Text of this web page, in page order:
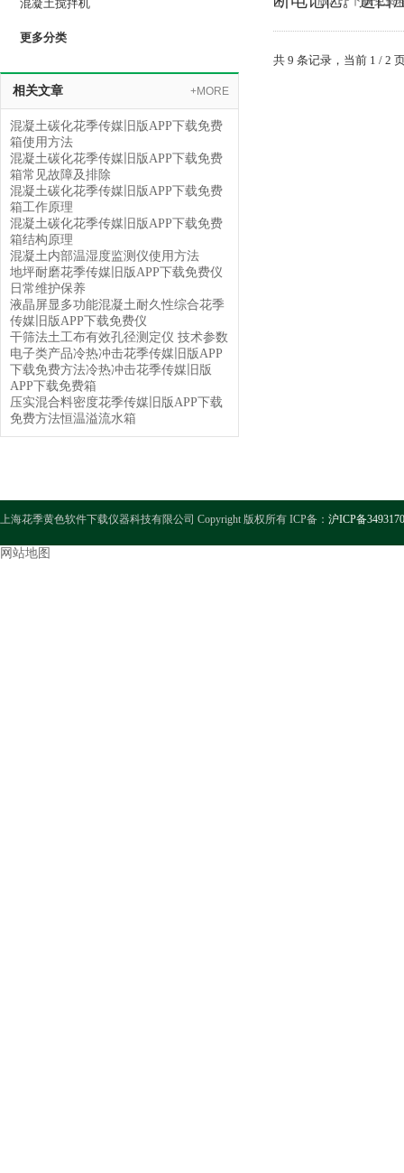
混凝土搅拌机
更多分类
相关文章 +MORE
混凝土碳化花季传媒旧版APP下载免费
箱使用方法
混凝土碳化花季传媒旧版APP下载免费
箱常见故障及排除
混凝土碳化花季传媒旧版APP下载免费
箱工作原理
混凝土碳化花季传媒旧版APP下载免费
箱结构原理
混凝土内部温湿度监测仪使用方法
地坪耐磨花季传媒旧版APP下载免费仪
日常维护保养
液晶屏显多功能混凝土耐久性综合花季
传媒旧版APP下载免费仪
干筛法土工布有效孔径测定仪 技术参数
电子类产品冷热冲击花季传媒旧版APP
下载免费方法冷热冲击花季传媒旧版
APP下载免费箱
压实混合料密度花季传媒旧版APP下载
免费方法恒温溢流水箱
共 9 条记录，当前 1 /
上海花季黄色软件下载仪器科技有限公司 Copyright 版权所有 ICP备： 沪ICP备
网站地图